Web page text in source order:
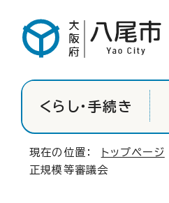
くらし・手続き
現在の位置： トップページ
正規模等審議会